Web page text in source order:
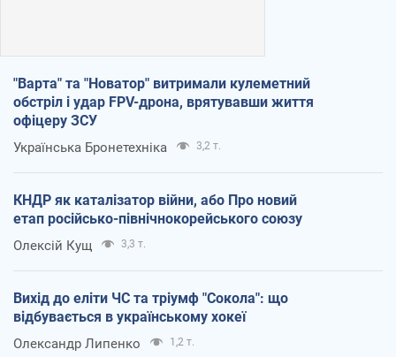
"Варта" та "Новатор" витримали кулеметний
обстріл і удар FPV-дрона, врятувавши життя
офіцеру ЗСУ
Українська Бронетехніка 3,2 т.
КНДР як каталізатор війни, або Про новий
етап російсько-північнокорейського союзу
Олексій Кущ 3,3 т.
Вихід до еліти ЧС та тріумф "Сокола": що
відбувається в українському хокеї
Олександр Липенко 1,2 т.